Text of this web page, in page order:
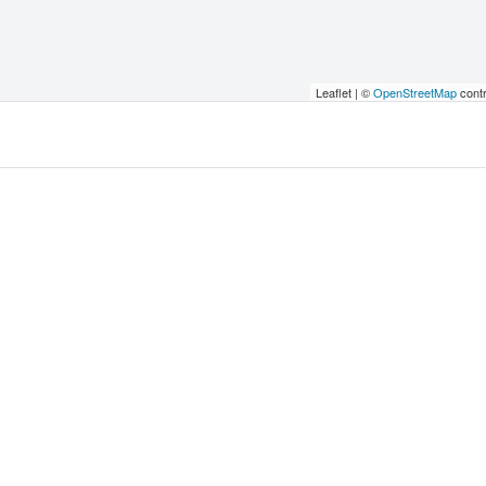
Leaflet | ©OpenStreetMap